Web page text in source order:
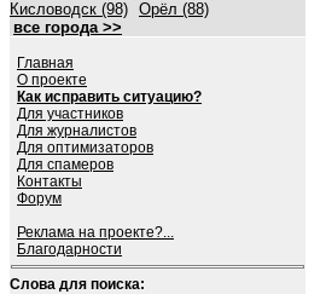
Кисловодск (98) Орёл (88)
все города >>
Главная
О проекте
Как исправить ситуацию?
Для участников
Для журналистов
Для оптимизаторов
Для спамеров
Контакты
Форум
Реклама на проекте?...
Благодарности
Слова для поиска: